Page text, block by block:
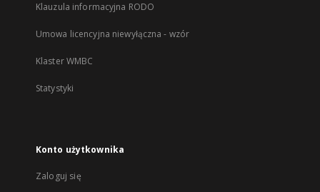
Klauzula informacyjna RODO
Umowa licencyjna niewyłączna - wzór
Klaster WMBC
Statystyki
Konto użytkownika
Zaloguj się